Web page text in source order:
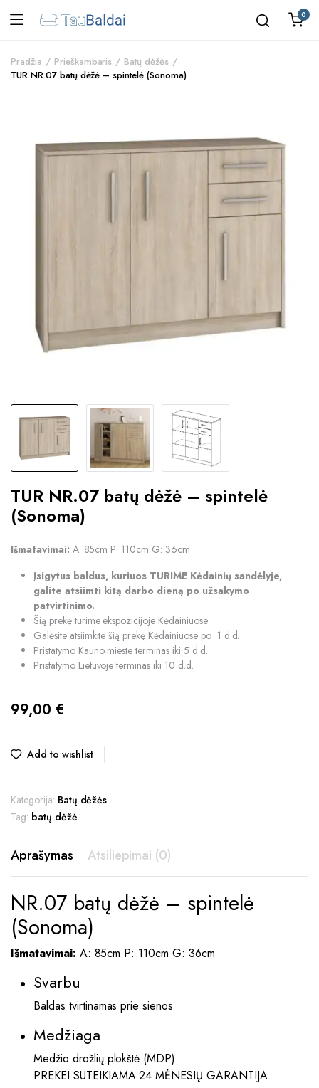
0
Pradžia Prieškambaris
Batų dėžės
TUR NR.07 batų dėžė – spintelė (Sonoma)
TUR NR.07 batų dėžė – spintelė
(Sonoma)
Išmatavimai: A: 85cm P: 110cm G: 36cm
Įsigytus baldus, kuriuos TURIME Kėdainių sandėlyje,
galite atsiimti kitą darbo dieną po užsakymo
patvirtinimo.
Šią prekę turime ekspozicijoje Kėdainiuose
Galėsite atsiimkite šią prekę Kėdainiuose po 1 d.d.
Pristatymo Kauno mieste terminas iki 5 d.d.
Pristatymo Lietuvoje terminas iki 10 d.d.
99,00 €
Add to wishlist
Kategorija: Batų dėžės
Tag: batų dėžė
Aprašymas Atsiliepimai (0)
NR.07 batų dėžė – spintelė
(Sonoma)
Išmatavimai: A: 85cm P: 110cm G: 36cm
Svarbu
Baldas tvirtinamas prie sienos
Medžiaga
Medžio drožlių plokštė (MDP)
PREKEI SUTEIKIAMA 24 MĖNESIŲ GARANTIJA